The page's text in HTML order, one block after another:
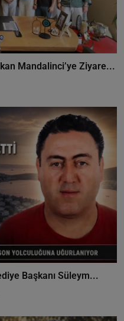
Mandalinci’ye Ziyare...
Başkanı Süleym...